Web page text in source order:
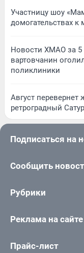
Участницу шоу
домогательствах к
Новости ХМАО за 5
вартовчанин
поликлиники
Август перевернет
ретроградный
Подписаться на
Сообщить
Рубрики
Реклама на сайте
Прайс-лист